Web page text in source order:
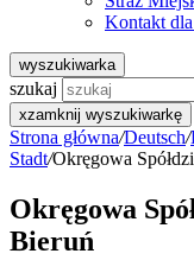
Kontakt
wyszukiwarka
szukaj
xzamknij wyszukiwarkę
Strona główna/Deutsch/
Stadt/Okręgowa
Okręgowa
Bieruń